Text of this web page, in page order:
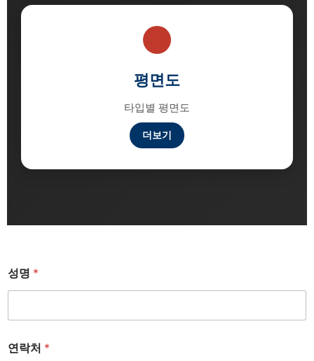
평면도
타입별 평면도
더보기
성명 *
연락처 *